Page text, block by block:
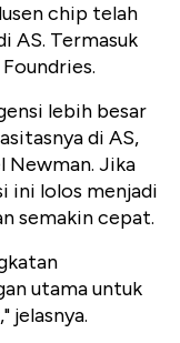
chip telah
AS. Termasuk
lebih besar
di AS,
Newman. Jika
ini lolos menjadi
semakin cepat.
utama untuk
jelasnya.